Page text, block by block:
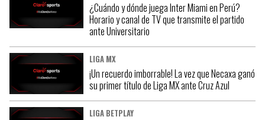
¿Cuándo y dónde juega Inter Miami en Perú?
Horario y canal de TV que transmite el partido
ante Universitario
LIGA MX
¡Un recuerdo imborrable! La vez que Necaxa ganó
su primer título de Liga MX ante Cruz Azul
LIGA BETPLAY